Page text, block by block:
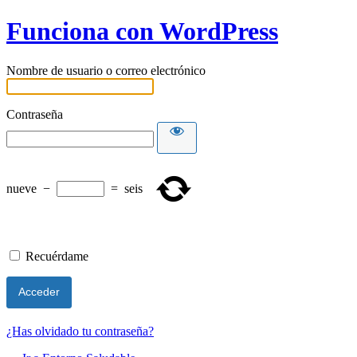
Funciona con WordPress
Nombre de usuario o correo electrónico
Contraseña
nueve − = seis
Recuérdame
¿Has olvidado tu contraseña?